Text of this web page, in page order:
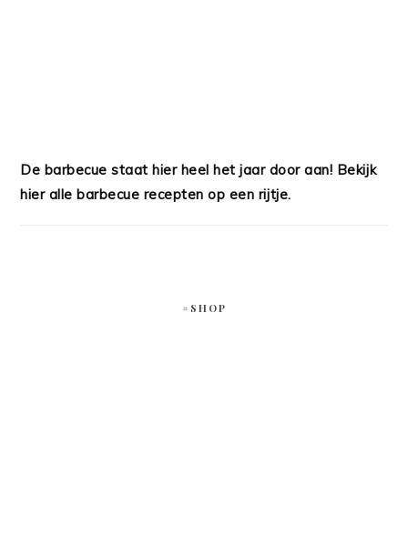
De barbecue staat hier heel het jaar door aan! Bekijk
hier alle barbecue recepten op een rijtje.
#SHOP